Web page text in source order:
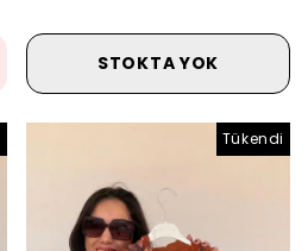
STOKTA YOK
Tükendi